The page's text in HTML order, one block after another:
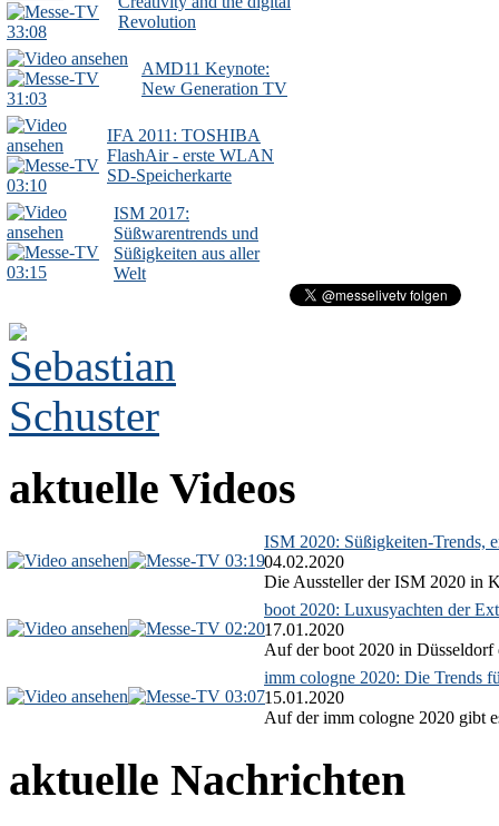
33:08
Revolution
31:03
AMD11 Keynote:
New Generation TV
03:10
IFA 2011: TOSHIBA
FlashAir - erste WLAN
SD-Speicherkarte
03:15
ISM 2017:
Süßwarentrends und
Süßigkeiten aus aller
Welt
aktuelle Videos
03:19
ISM 2020: Süßigkeiten-Trends,
04.02.2020
Die Aussteller der ISM 2020 in
02:20
boot 2020: Luxusyachten der
17.01.2020
Auf der boot 2020 in Düsseldorf
03:07
imm cologne 2020: Die Trends
15.01.2020
Auf der imm cologne 2020 gibt
aktuelle Nachrichten